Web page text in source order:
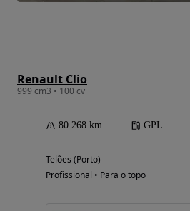
Renault Clio
999 cm3 • 100 cv
80 268 km GPL
Telões (Porto)
Profissional • Para o topo